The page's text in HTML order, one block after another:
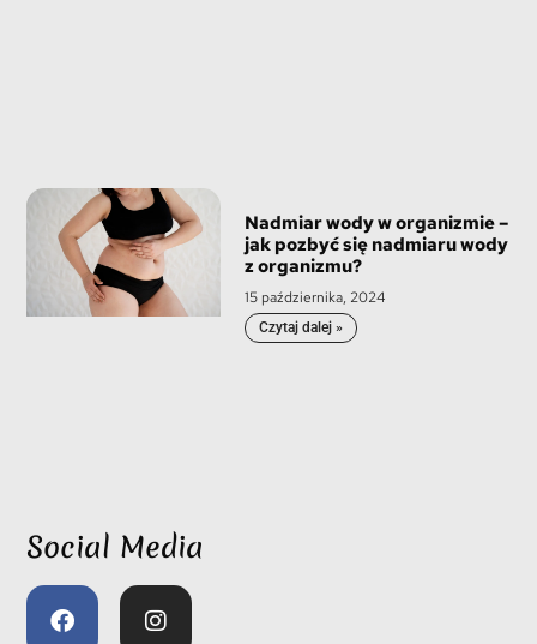
Nadmiar wody w organizmie –
jak pozbyć się nadmiaru wody
z organizmu?
15 października, 2024
Czytaj dalej »
Social Media